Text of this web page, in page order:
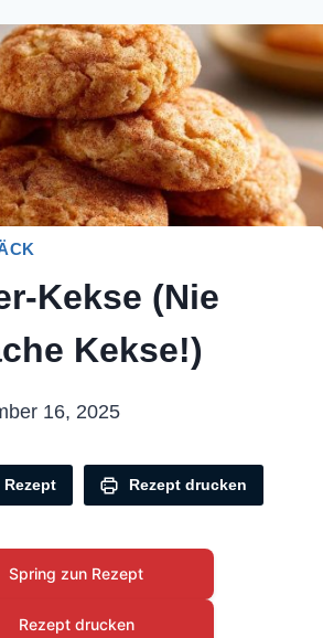
Kekse (Nie
Kekse!)
16, 2025
Rezept drucken
Spring zun Rezept
Rezept drucken